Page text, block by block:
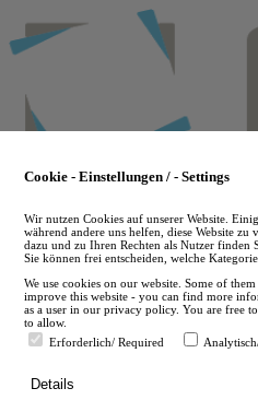
to
main
en
Cookie - Einstellungen / - Settings
Wir nutzen Cookies auf unserer Website.
während andere uns helfen, diese Website zu
dazu und zu Ihren Rechten als Nutzer finden
Sie können frei entscheiden, welche
We use cookies on our website. Some of
improve this website - you can find more
as a user in our privacy policy. You are free
to allow.
Erforderlich/ Required
Details